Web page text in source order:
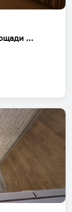
Апартаменты Home Сomfort на площади Космонавтов 3/2